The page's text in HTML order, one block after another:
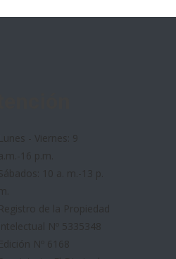
Lunes - Viernes: 9
a.m.-16 p.m.
Sábados: 10 a. m.-13 p.
m.
Registro de la Propiedad
Intelectual Nº 5335348
Edición Nº 6168